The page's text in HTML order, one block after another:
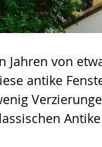
Jahren von
antike